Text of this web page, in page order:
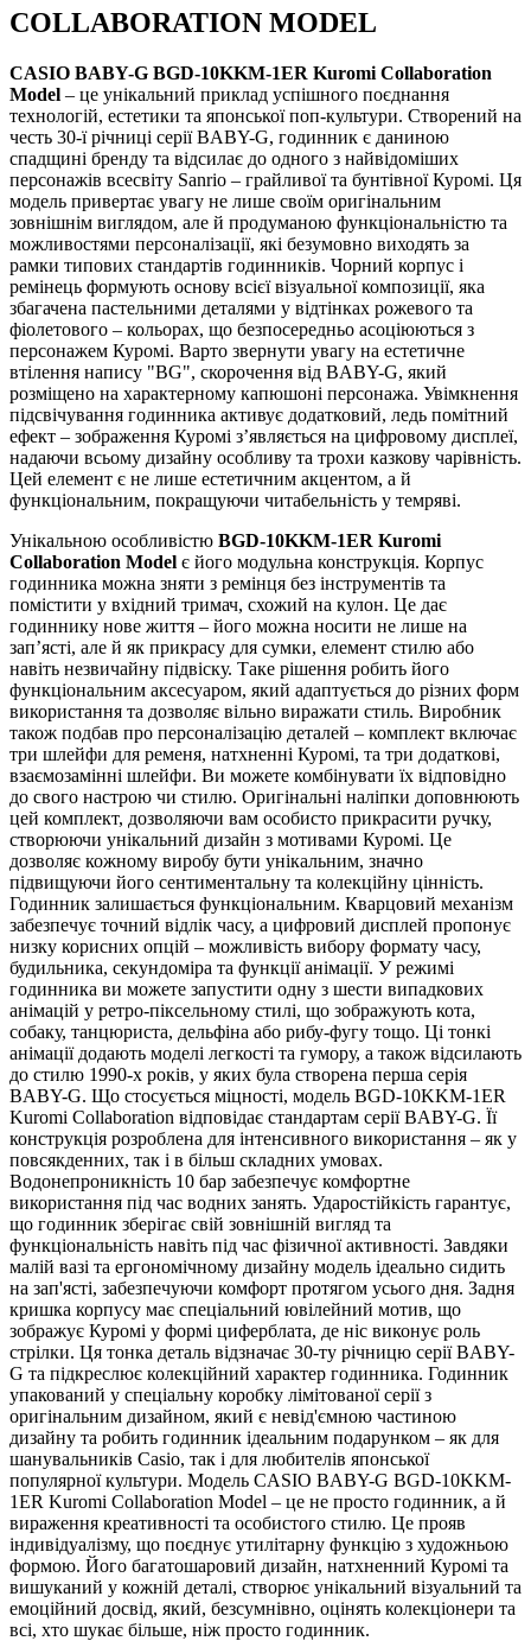
COLLABORATION MODEL
CASIO BABY-G BGD-10KKM-1ER Kuromi Collaboration
Model – це унікальний приклад успішного поєднання
технологій, естетики та японської поп-культури. Створений на
честь 30-ї річниці серії BABY-G, годинник є даниною
спадщині бренду та відсилає до одного з найвідоміших
персонажів всесвіту Sanrio – грайливої та бунтівної Куромі. Ця
модель привертає увагу не лише своїм оригінальним
зовнішнім виглядом, але й продуманою функціональністю та
можливостями персоналізації, які безумовно виходять за
рамки типових стандартів годинників. Чорний корпус і
ремінець формують основу всієї візуальної композиції, яка
збагачена пастельними деталями у відтінках рожевого та
фіолетового – кольорах, що безпосередньо асоціюються з
персонажем Куромі. Варто звернути увагу на естетичне
втілення напису "BG", скорочення від BABY-G, який
розміщено на характерному капюшоні персонажа. Увімкнення
підсвічування годинника активує додатковий, ледь помітний
ефект – зображення Куромі з’являється на цифровому дисплеї,
надаючи всьому дизайну особливу та трохи казкову чарівність.
Цей елемент є не лише естетичним акцентом, а й
функціональним, покращуючи читабельність у темряві.
Унікальною особливістю BGD-10KKM-1ER Kuromi
Collaboration Model є його модульна конструкція. Корпус
годинника можна зняти з ремінця без інструментів та
помістити у вхідний тримач, схожий на кулон. Це дає
годиннику нове життя – його можна носити не лише на
зап’ясті, але й як прикрасу для сумки, елемент стилю або
навіть незвичайну підвіску. Таке рішення робить його
функціональним аксесуаром, який адаптується до різних форм
використання та дозволяє вільно виражати стиль. Виробник
також подбав про персоналізацію деталей – комплект включає
три шлейфи для ременя, натхненні Куромі, та три додаткові,
взаємозамінні шлейфи. Ви можете комбінувати їх відповідно
до свого настрою чи стилю. Оригінальні наліпки доповнюють
цей комплект, дозволяючи вам особисто прикрасити ручку,
створюючи унікальний дизайн з мотивами Куромі. Це
дозволяє кожному виробу бути унікальним, значно
підвищуючи його сентиментальну та колекційну цінність.
Годинник залишається функціональним. Кварцовий механізм
забезпечує точний відлік часу, а цифровий дисплей пропонує
низку корисних опцій – можливість вибору формату часу,
будильника, секундоміра та функції анімації. У режимі
годинника ви можете запустити одну з шести випадкових
анімацій у ретро-піксельному стилі, що зображують кота,
собаку, танцюриста, дельфіна або рибу-фугу тощо. Ці тонкі
анімації додають моделі легкості та гумору, а також відсилають
до стилю 1990-х років, у яких була створена перша серія
BABY-G. Що стосується міцності, модель BGD-10KKM-1ER
Kuromi Collaboration відповідає стандартам серії BABY-G. Її
конструкція розроблена для інтенсивного використання – як у
повсякденних, так і в більш складних умовах.
Водонепроникність 10 бар забезпечує комфортне
використання під час водних занять. Ударостійкість гарантує,
що годинник зберігає свій зовнішній вигляд та
функціональність навіть під час фізичної активності. Завдяки
малій вазі та ергономічному дизайну модель ідеально сидить
на зап'ясті, забезпечуючи комфорт протягом усього дня. Задня
кришка корпусу має спеціальний ювілейний мотив, що
зображує Куромі у формі циферблата, де ніс виконує роль
стрілки. Ця тонка деталь відзначає 30-ту річницю серії BABY-
G та підкреслює колекційний характер годинника. Годинник
упакований у спеціальну коробку лімітованої серії з
оригінальним дизайном, який є невід'ємною частиною
дизайну та робить годинник ідеальним подарунком – як для
шанувальників Casio, так і для любителів японської
популярної культури. Модель CASIO BABY-G BGD-10KKM-
1ER Kuromi Collaboration Model – це не просто годинник, а й
вираження креативності та особистого стилю. Це прояв
індивідуалізму, що поєднує утилітарну функцію з художньою
формою. Його багатошаровий дизайн, натхненний Куромі та
вишуканий у кожній деталі, створює унікальний візуальний та
емоційний досвід, який, безсумнівно, оцінять колекціонери та
всі, хто шукає більше, ніж просто годинник.